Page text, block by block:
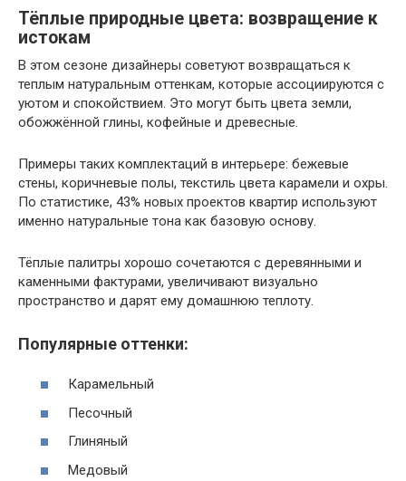
Тёплые природные цвета: возвращение к
истокам
В этом сезоне дизайнеры советуют возвращаться к
теплым натуральным оттенкам, которые ассоциируются с
уютом и спокойствием. Это могут быть цвета земли,
обожжённой глины, кофейные и древесные.
Примеры таких комплектаций в интерьере: бежевые
стены, коричневые полы, текстиль цвета карамели и охры.
По статистике, 43% новых проектов квартир используют
именно натуральные тона как базовую основу.
Тёплые палитры хорошо сочетаются с деревянными и
каменными фактурами, увеличивают визуально
пространство и дарят ему домашнюю теплоту.
Популярные оттенки:
Карамельный
Песочный
Глиняный
Медовый